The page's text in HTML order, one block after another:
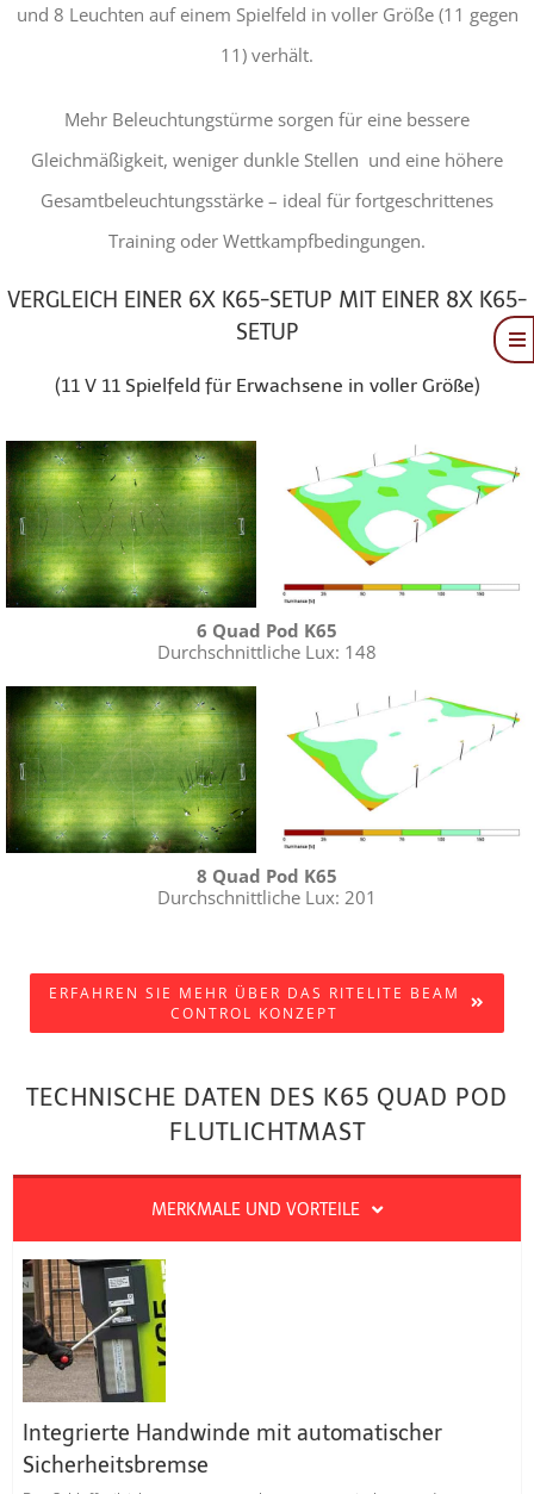
und 8 Leuchten auf einem Spielfeld in voller Größe (11 gegen
11) verhält.
Mehr Beleuchtungstürme sorgen für eine bessere
Gleichmäßigkeit, weniger dunkle Stellen und eine höhere
Gesamtbeleuchtungsstärke – ideal für fortgeschrittenes
Training oder Wettkampfbedingungen.
VERGLEICH EINER 6X K65-SETUP MIT EINER 8X K65-
SETUP
(11 V 11 Spielfeld für Erwachsene in voller Größe)
6 Quad Pod K65
Durchschnittliche Lux: 148
8 Quad Pod K65
Durchschnittliche Lux: 201
ERFAHREN SIE MEHR ÜBER DAS RITELITE BEAM
CONTROL KONZEPT
TECHNISCHE DATEN DES K65 QUAD POD
FLUTLICHTMAST
MERKMALE UND VORTEILE
Integrierte Handwinde mit automatischer
Sicherheitsbremse
Angebot
FAQ